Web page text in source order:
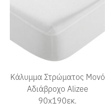
Κάλυμμα Στρώματος Μονό
Αδιάβροχο Alizee
90x190εκ.